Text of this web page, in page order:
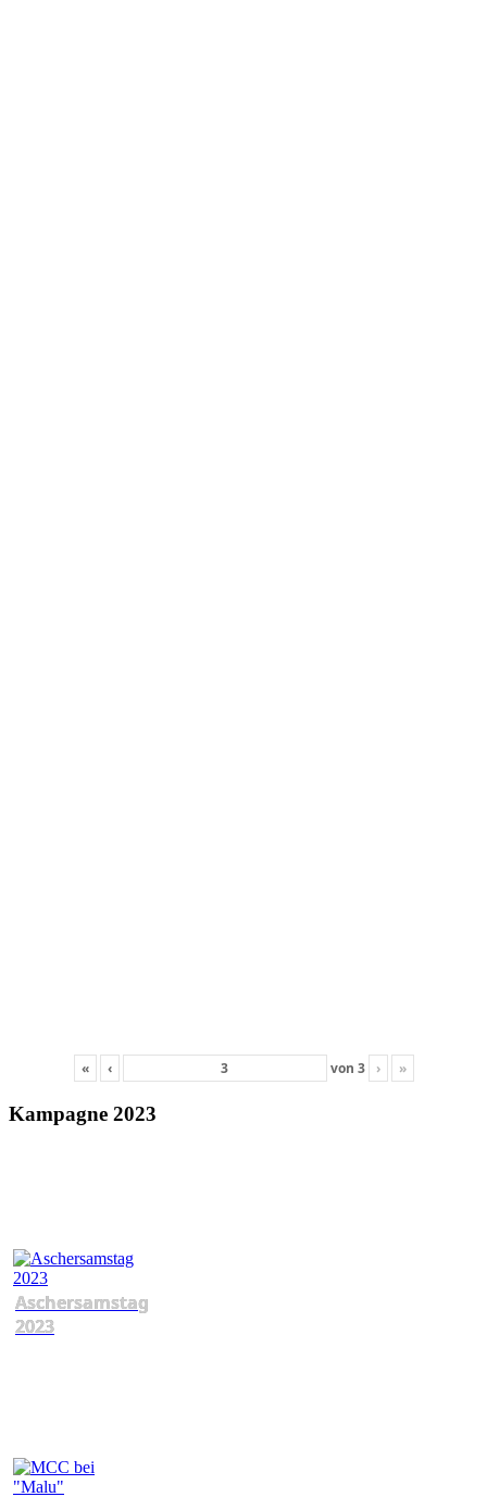
« ‹ von 3 › »
Kampagne 2023
Aschersamstag
2023